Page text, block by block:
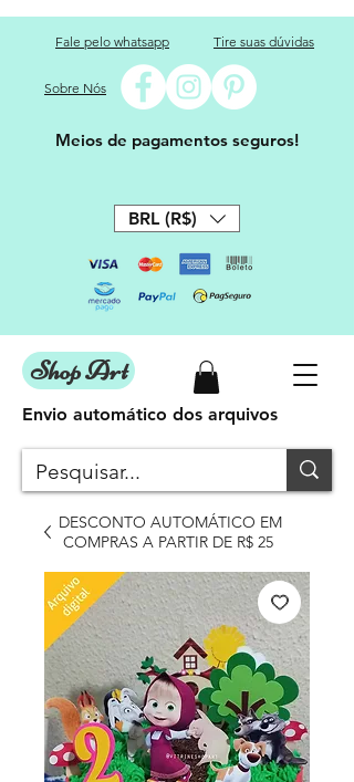
Fale pelo whatsapp Tire suas dúvidas
Sobre Nós
Meios de pagamentos seguros!
BRL (R$)
Shop Art
DESCONTO AUTOMÁTICO EM
COMPRAS A PARTIR DE R$ 25
Envio automático dos arquivos